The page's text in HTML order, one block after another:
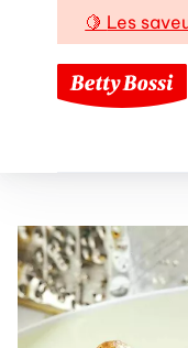
🍋 Les